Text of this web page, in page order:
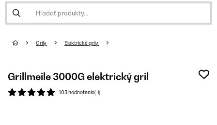
Grily Elektrické grily
Grillmeile 3000G elektrický gril
103 hodnotenia(-í)